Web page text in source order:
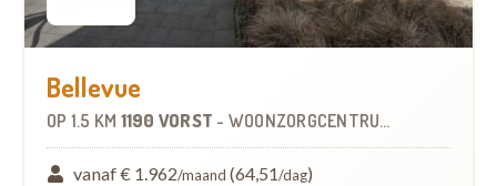
Bellevue
OP 1.5 KM 1190 VORST - WOONZORGCENTRUM (WZC)
vanaf € 1.962/maand (64,51/dag)